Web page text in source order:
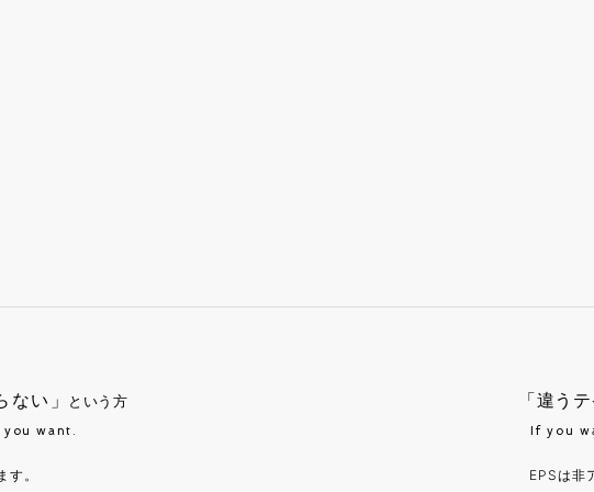
い」 という方
want.
。
「違う
If you
EPSは非